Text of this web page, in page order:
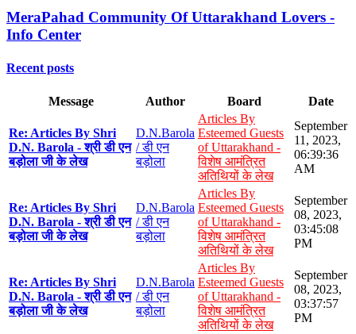
MeraPahad Community Of Uttarakhand Lovers -
Info Center
Recent posts
Message Author Board Date
Re: Articles By Shri
D.N. Barola - श्री डी एन
बड़ोला जी के लेख
D.N.Barola
/ डी एन
बड़ोला
Articles By
Esteemed Guests
of Uttarakhand -
विशेष आमंत्रित
अतिथियों के लेख
September
11, 2023,
06:39:36
AM
Re: Articles By Shri
D.N. Barola - श्री डी एन
बड़ोला जी के लेख
D.N.Barola
/ डी एन
बड़ोला
Articles By
Esteemed Guests
of Uttarakhand -
विशेष आमंत्रित
अतिथियों के लेख
September
08, 2023,
03:45:08
PM
Re: Articles By Shri
D.N. Barola - श्री डी एन
बड़ोला जी के लेख
D.N.Barola
/ डी एन
बड़ोला
Articles By
Esteemed Guests
of Uttarakhand -
विशेष आमंत्रित
अतिथियों के लेख
September
08, 2023,
03:37:57
PM